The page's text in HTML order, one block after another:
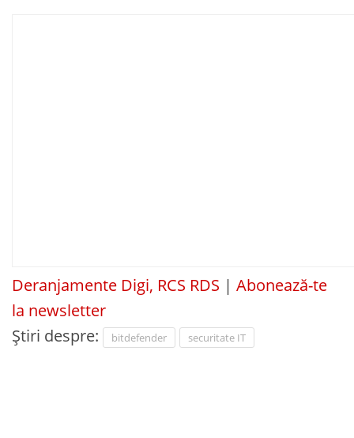
Deranjamente Digi, RCS RDS | Abonează-te
la newsletter
Știri despre:
bitdefender securitate IT